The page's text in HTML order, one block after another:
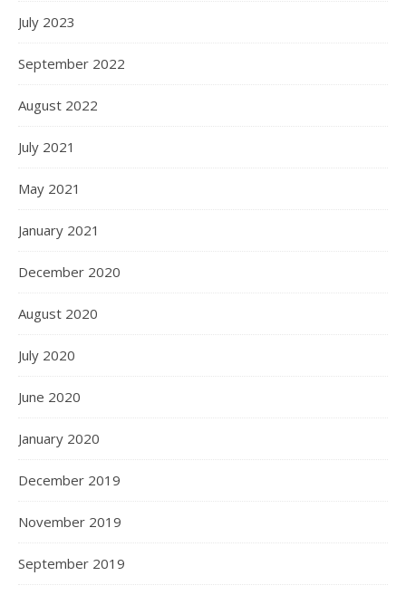
July 2023
September 2022
August 2022
July 2021
May 2021
January 2021
December 2020
August 2020
July 2020
June 2020
January 2020
December 2019
November 2019
September 2019